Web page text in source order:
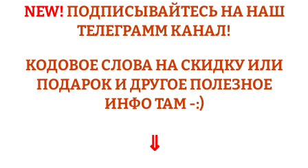
NEW!ПОДПИСЫВАЙТЕСЬ НА НАШ
ТЕЛЕГРАМM КАНАЛ!
КОДОВОЕ СЛОВА НА СКИДКУ ИЛИ
ПОДАРОК И ДРУГОЕПОЛЕЗНОЕ
ИНФО ТАМ -:)
⇓